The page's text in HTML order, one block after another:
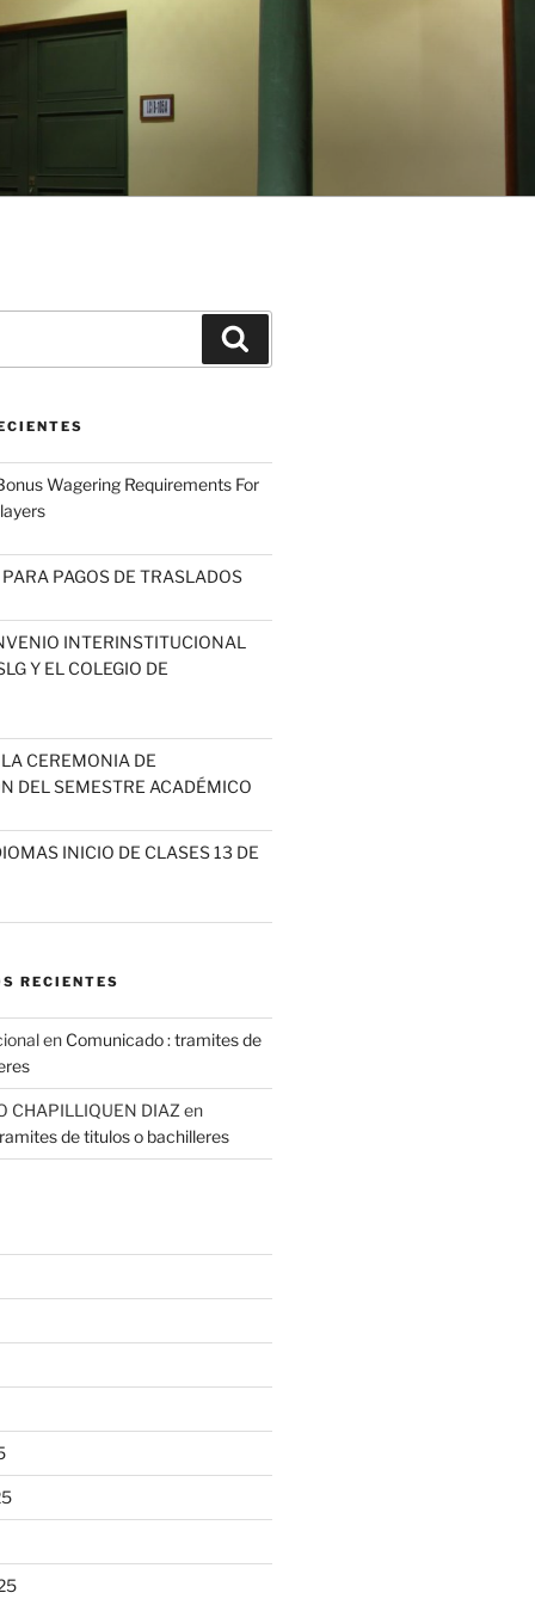
Wagering Requirements For
PAGOS DE TRASLADOS
INTERINSTITUCIONAL
Y EL COLEGIO DE
CEREMONIA DE
DEL SEMESTRE ACADÉMICO
INICIO DE CLASES 13 DE
RECIENTES
en Comunicado : tramites de
CHAPILLIQUEN DIAZ en
de titulos o bachilleres